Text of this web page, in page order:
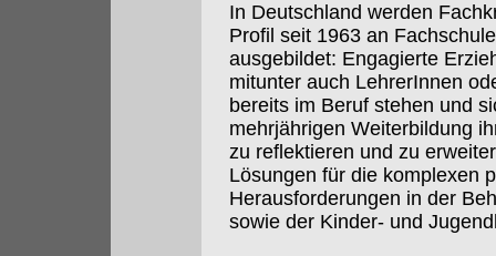
In Deutschland werden
Profil seit 1963 an
ausgebildet: Engagierte
mitunter auch LehrerInnen
bereits im Beruf stehen und
mehrjährigen Weiterbildung
zu reflektieren und zu
Lösungen für die komplexen
Herausforderungen in der
sowie der Kinder- und